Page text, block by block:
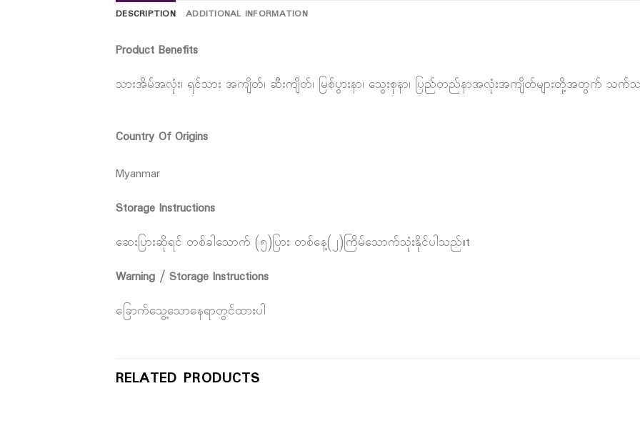
DESCRIPTION ADDITIONAL INFORMATION
Product Benefits
သားအိမ်အလုံး၊ ရင်သား အကျိတ်၊ ဆီးကျိတ်၊ မြစ်ပွားနာ၊ သွေးစုနာ၊ ပြည်တည်နာအလုံးအကျိတ်များတို့အတွက် သက်
Country Of Origins
Myanmar
Storage Instructions
ဆေးပြားဆိုရင် တစ်ခါသောက် (၅)ပြား တစ်နေ့(၂)ကြိမ်သောက်သုံးနိုင်ပါသည်။t
Warning / Storage Instructions
ခြောက်သွေ့သောနေရာတွင်ထားပါ
RELATED PRODUCTS